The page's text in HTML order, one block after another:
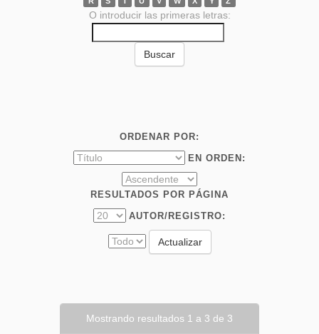
O introducir las primeras letras:
ORDENAR POR:
EN ORDEN:
RESULTADOS POR PÁGINA
AUTOR/REGISTRO:
Mostrando resultados 1 a 3 de 3